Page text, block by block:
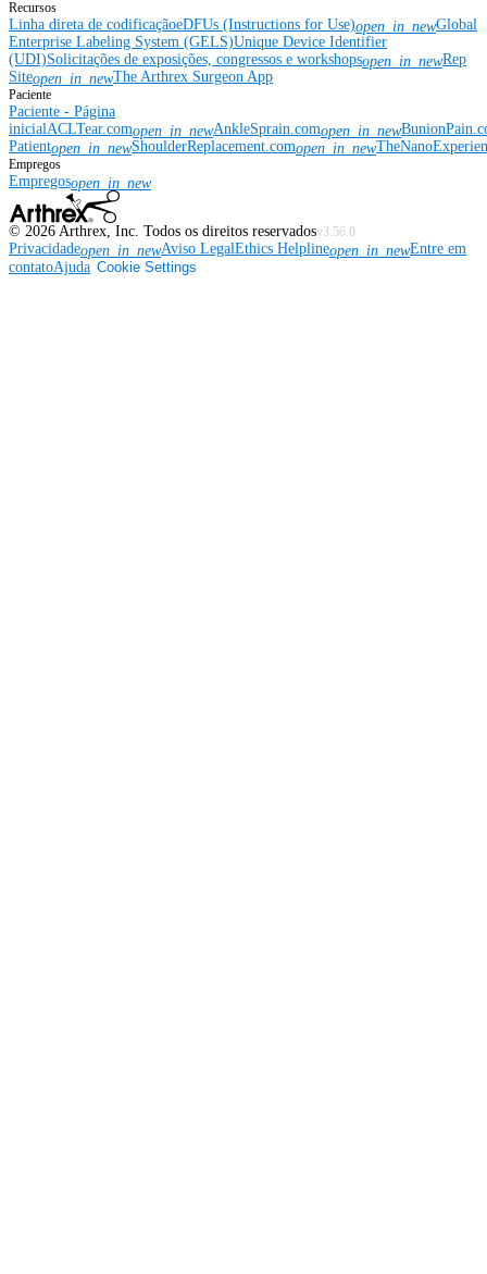
Recursos
Linha direta de codificaçãoeDFUs (Instructions for Use)open_in_newGlobal
Enterprise Labeling System (GELS)Unique Device Identifier
(UDI)Solicitações de exposições, congressos e workshopsopen_in_newRep
Siteopen_in_newThe Arthrex Surgeon App
Paciente
Paciente - Página
inicialACLTear.comopen_in_newAnkleSprain.comopen_in_new
Patientopen_in_newShoulderReplacement.comopen_in_new
Empregos
Empregosopen_in_new
© 2026 Arthrex, Inc. Todos os direitos reservadosv3.56.0
Privacidadeopen_in_newAviso LegalEthics Helplineopen_in_newEntre em
contatoAjuda Cookie Settings